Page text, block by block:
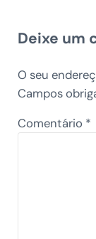
Deixe um
O seu
Campos
Comentário *